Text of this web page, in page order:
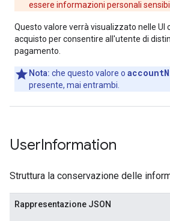
essere informazioni personali
Questo valore verrà visualizzato nelle UI
acquisto per consentire all'utente di
pagamento.
Nota: che questo valore o
presente, mai entrambi.
UserInformation
Struttura la conservazione delle
Rappresentazione JSON